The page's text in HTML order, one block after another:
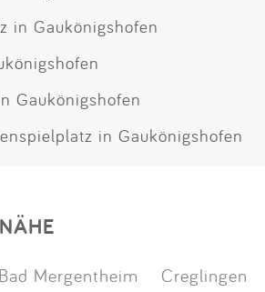
in Gaukönigshofen
Gaukönigshofen
in Gaukönigshofen
Bad Mergentheim
Creglingen